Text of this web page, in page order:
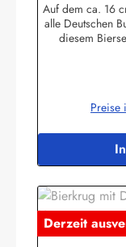
Auf dem ca. 16
alle Deutschen
diesem
beliebt bei
hierzulande
Preise
Derzeit